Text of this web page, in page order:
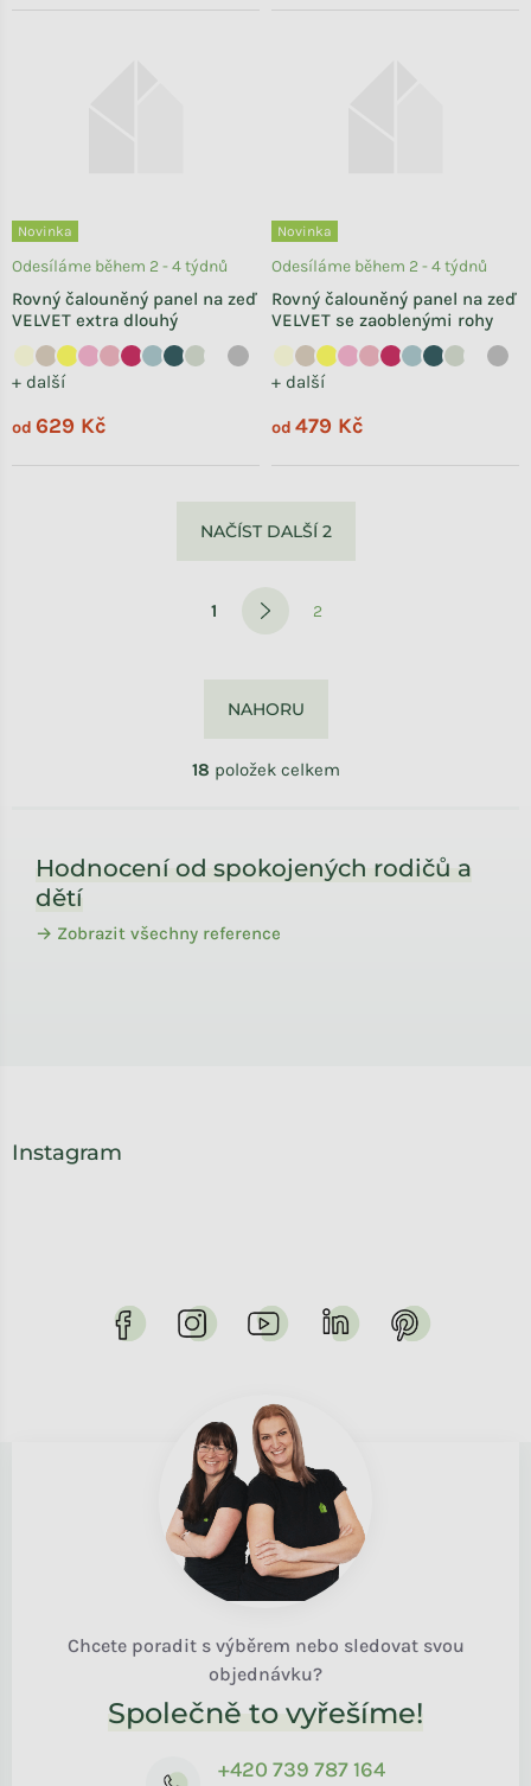
Novinka
Rovný čalouněný panel na zeď
VELVET extra dlouhý
+ další
Odesíláme během 2 - 4 týdnů
od 629 Kč
Novinka
Rovný čalouněný panel na zeď
VELVET se zaoblenými rohy
+ další
Odesíláme během 2 - 4 týdnů
od 479 Kč
NAČÍST DALŠÍ 2
1 2
18 položek celkem
NAHORU
Hodnocení od spokojených rodičů a
dětí
→ Zobrazit všechny reference
Instagram
Chcete poradit s výběrem nebo sledovat svou
objednávku?
Společně to vyřešíme!
+420 739 787 164